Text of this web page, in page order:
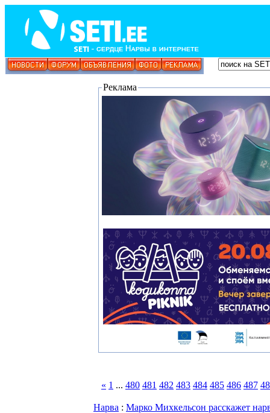
Реклама
« 1 ... 480 481 482 483 484 485 486 487
Нарва : Марко Михкельсон расскажет